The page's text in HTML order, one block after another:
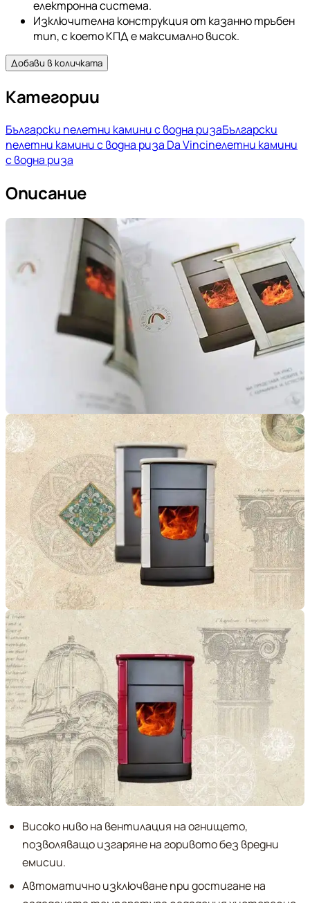
електронна система.
Изключителна конструкция от казанно тръбен
тип, с което КПД е максимално висок.
Добави в количката
Категории
Български пелетни камини с водна ризаБългарски
пелетни камини с водна риза Da Vinciпелетни камини
с водна риза
Описание
Високо ниво на вентилация на огнището,
позволяващо изгаряне на горивото без вредни
емисии.
Автоматично изключване при достигане на